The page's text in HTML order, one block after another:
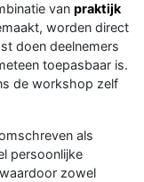
van praktijk
worden direct
doen deelnemers
toepasbaar is.
de workshop zelf
als
persoonlijke
zowel